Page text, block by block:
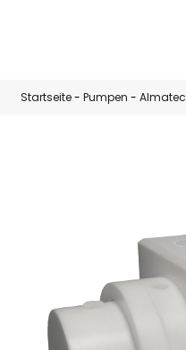
Zum Hauptinhalt springen
Startseite-Pumpen -Almatec